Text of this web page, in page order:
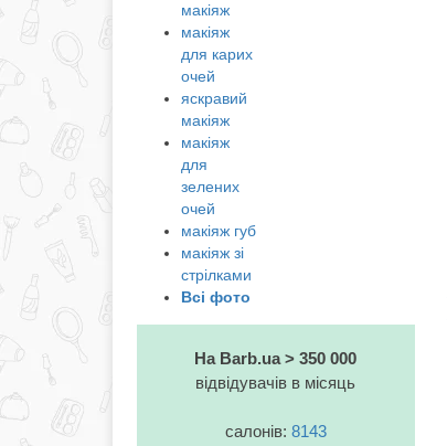
макіяж
макіяж
для карих
очей
яскравий
макіяж
макіяж
для
зелених
очей
макіяж губ
макіяж зі
стрілками
Всі фото
На Barb.ua > 350 000
відвідувачів в місяць
салонів: 8143